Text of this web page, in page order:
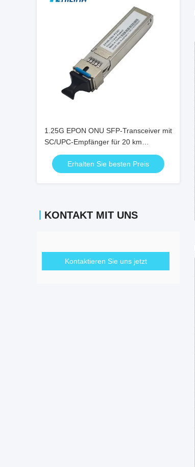
1.25G EPON ONU SFP-Transceiver mit
SC/UPC-Empfänger für 20 km
Entfernung und Temperaturbereich von
0 °C ~ +70 °CErhalten Sie besten Preis
KONTAKT MIT UNS
Kontaktieren Sie uns jetzt